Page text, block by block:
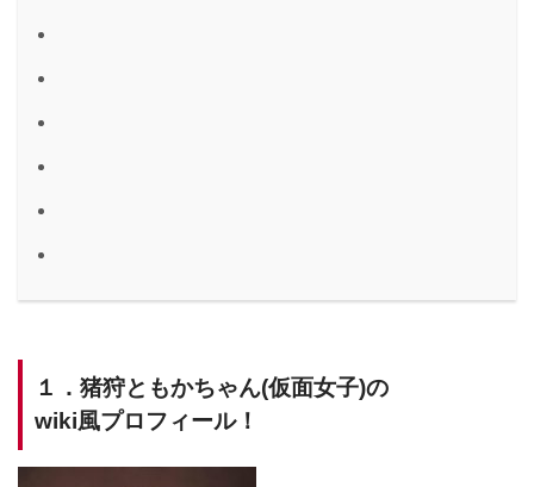
１．猪狩ともかちゃん(仮面女子)の
wiki風プロフィール！